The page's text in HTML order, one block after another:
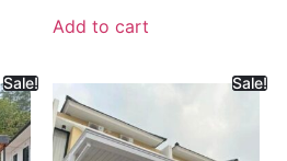
Add to cart
Sale! Sale!